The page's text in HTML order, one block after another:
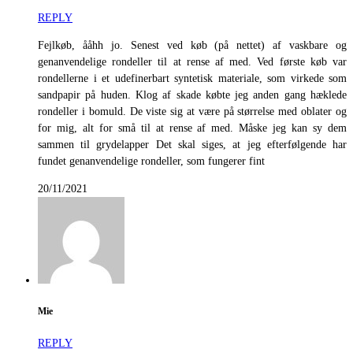
REPLY
Fejlkøb, ååhh jo. Senest ved køb (på nettet) af vaskbare og
genanvendelige rondeller til at rense af med. Ved første køb var
rondellerne i et udefinerbart syntetisk materiale, som virkede som
sandpapir på huden. Klog af skade købte jeg anden gang hæklede
rondeller i bomuld. De viste sig at være på størrelse med oblater og
for mig, alt for små til at rense af med. Måske jeg kan sy dem
sammen til grydelapper Det skal siges, at jeg efterfølgende har
fundet genanvendelige rondeller, som fungerer fint
20/11/2021
Mie
REPLY